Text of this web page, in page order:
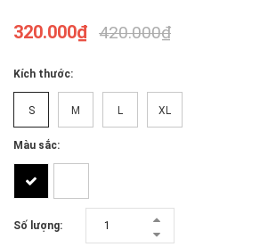
320.000₫ 420.000₫
Kích thước:
S M L XL
Màu sắc:
Số lượng: